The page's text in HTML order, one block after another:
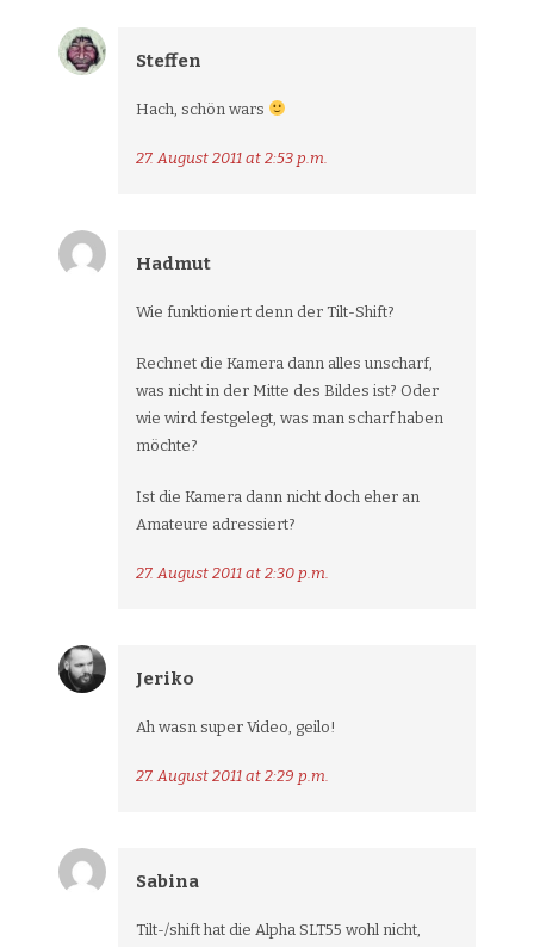
Steffen
Hach, schön wars
27. August 2011 at 2:53 p.m.
Hadmut
Wie funktioniert denn der Tilt-Shift?
Rechnet die Kamera dann alles unscharf,
was nicht in der Mitte des Bildes ist? Oder
wie wird festgelegt, was man scharf haben
möchte?
Ist die Kamera dann nicht doch eher an
Amateure adressiert?
27. August 2011 at 2:30 p.m.
Jeriko
Ah wasn super Video, geilo!
27. August 2011 at 2:29 p.m.
Sabina
Tilt-/shift hat die Alpha SLT55 wohl nicht,